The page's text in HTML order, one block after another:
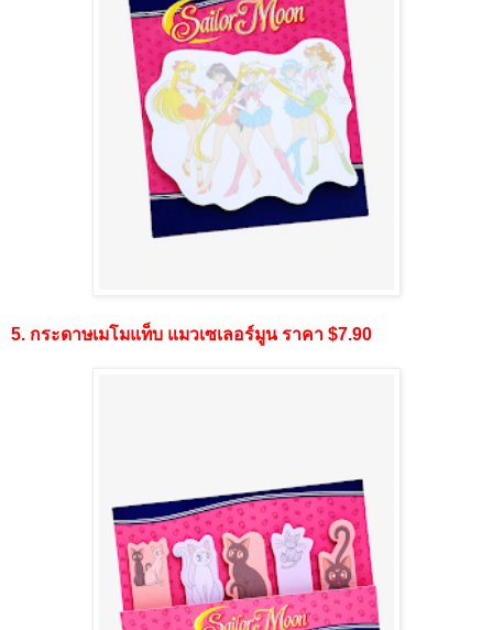
5. กระดาษเมโมแท็บ แมวเซเลอร์มูน ราคา $7.90